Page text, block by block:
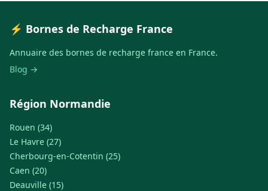
⚡ Bornes de Recharge France
Annuaire des bornes de recharge france en France.
Blog →
Région Normandie
Rouen (34)
Le Havre (27)
Cherbourg-en-Cotentin (25)
Caen (20)
Deauville (15)